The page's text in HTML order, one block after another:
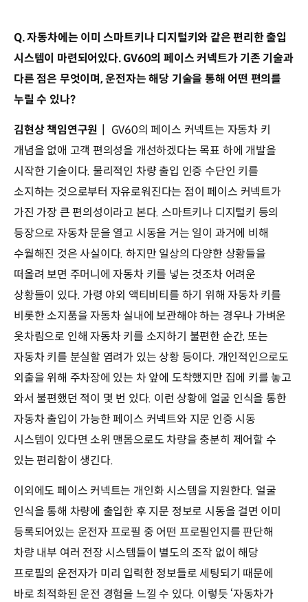
Q. 자동차에는 이미 스마트키나 디지털키와 같은 편리한 출입
시스템이 마련되어있다. GV60의 페이스 커넥트가 기존 기술과
다른 점은 무엇이며, 운전자는 해당 기술을 통해 어떤 편의를
누릴 수 있나?
김현상 책임연구원 ┃ GV60의 페이스 커넥트는 자동차 키
개념을 없애 고객 편의성을 개선하겠다는 목표 하에 개발을
시작한 기술이다. 물리적인 차량 출입 인증 수단인 키를
소지하는 것으로부터 자유로워진다는 점이 페이스 커넥트가
가진 가장 큰 편의성이라고 본다. 스마트키나 디지털키 등의
등장으로 자동차 문을 열고 시동을 거는 일이 과거에 비해
수월해진 것은 사실이다. 하지만 일상의 다양한 상황들을
떠올려 보면 주머니에 자동차 키를 넣는 것조차 어려운
상황들이 있다. 가령 야외 액티비티를 하기 위해 자동차 키를
비롯한 소지품을 자동차 실내에 보관해야 하는 경우나 가벼운
옷차림으로 인해 자동차 키를 소지하기 불편한 순간, 또는
자동차 키를 분실할 염려가 있는 상황 등이다. 개인적인으로도
외출을 위해 주차장에 있는 차 앞에 도착했지만 집에 키를 놓고
와서 불편했던 적이 몇 번 있다. 이런 상황에 얼굴 인식을 통한
자동차 출입이 가능한 페이스 커넥트와 지문 인증 시동
시스템이 있다면 소위 맨몸으로도 차량을 충분히 제어할 수
있는 편리함이 생긴다.
이외에도 페이스 커넥트는 개인화 시스템을 지원한다. 얼굴
인식을 통해 차량에 출입한 후 지문 정보로 시동을 걸면 이미
등록되어있는 운전자 프로필 중 어떤 프로필인지를 판단해
차량 내부 여러 전장 시스템들이 별도의 조작 없이 해당
프로필의 운전자가 미리 입력한 정보들로 세팅되기 때문에
바로 최적화된 운전 경험을 느낄 수 있다. 이렇듯 ‘자동차가